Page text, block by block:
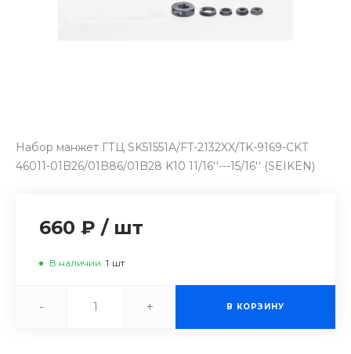
Набор манжет ГТЦ SK51551A/FT-2132XX/TK-9169-CKT
46011-01B26/01B86/01B28 K10 11/16''---15/16'' (SEIKEN)
660 ₽ / шт
В наличии 1 шт
- + В КОРЗИНУ